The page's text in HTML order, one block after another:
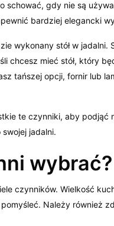
schować, gdy nie są
bardziej elegancki
wykonany stół w jadalni.
chcesz mieć stół, który
tańszej opcji, fornir lub
te czynniki, aby podjąć
jadalni.
wybrać?
czynników. Wielkość
Należy również